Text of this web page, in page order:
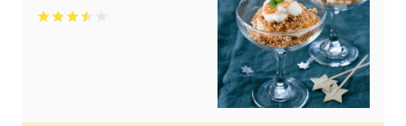
Betyg: 3.52 av 5